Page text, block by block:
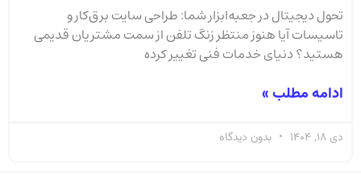
تحول دیجیتال در جعبه‌ابزار شما: طراحی سایت برق‌کار و
تاسیسات آیا هنوز منتظر زنگ تلفن از سمت مشتریان قدیمی
هستید؟ دنیای خدمات فنی تغییر کرده
ادامه مطلب »
دی 18, 1404 بدون دیدگاه